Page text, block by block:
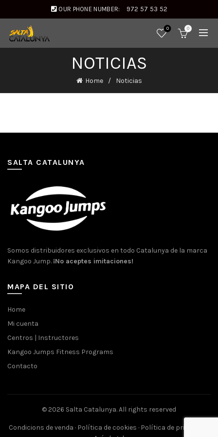
OUR PHONE NUMBER: 972 57 53 52
0 0
NOTICIAS
Home Noticias
SALTA CATALUNYA
Somos distribuidores exclusivos en todo Catalunya de la marca
Kangoo Jump. ¡No aceptes imitaciones!
MAPA DEL SITIO
Home
Mi cuenta
Centros | Instructores
Kangoo Jumps Fitness Programs
Contacto
© 2026 Salta Catalunya. All rights reserved
Condicions de venda · Política de cookies · Política de privacitat